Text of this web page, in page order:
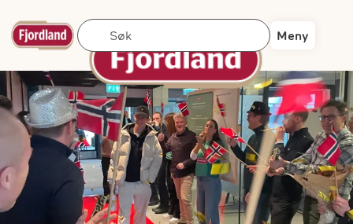
Søk
Meny